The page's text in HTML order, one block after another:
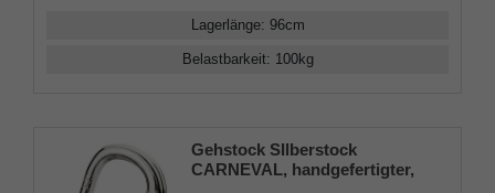
Lagerlänge: 96cm
Belastbarkeit: 100kg
Gehstock SIlberstock
CARNEVAL, handgefertigter,